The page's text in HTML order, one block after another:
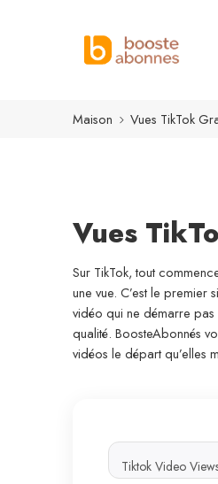
Maison Vues TikTok
Vues
Sur TikTok, tout
une vue. C’est le premier
vidéo qui ne démarre pas
qualité. BoosteAbonnés
vidéos le départ qu’elles